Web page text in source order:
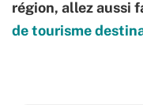
région, allez aussi
de tourisme